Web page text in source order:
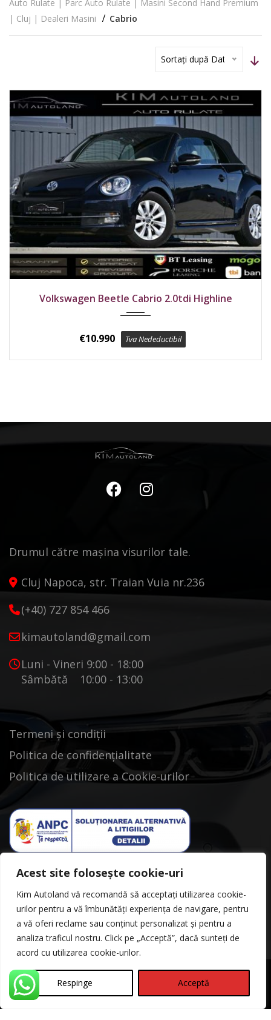
Acest site folosește cookie-uri
Kim Autoland vă recomandă să acceptați utilizarea cookie-
urilor pentru a vă îmbunătăți experiența de navigare, pentru
a vă oferi reclame sau conținut personalizat și pentru a
analiza traficul nostru. Click pe „Acceptă”, dacă sunteți de
acord cu utilizarea cookie-urilor.
Respinge Acceptă
Auto Rulate | Parc Auto Rulate | Masini Second Hand Premium
| Cluj | Dealeri Masini
Cabrio
Sortați după Dată
Volkswagen Beetle Cabrio 2.0tdi Highline
€10.990 Tva Nedeductibil
Drumul către mașina visurilor tale.
Cluj Napoca, str. Traian Vuia nr.236
(+40) 727 854 466
kimautoland@gmail.com
Luni - Vineri 9:00 - 18:00
Sâmbătă 10:00 - 13:00
Termeni și condiții
Politica de confidențialitate
Politica de utilizare a Cookie-urilor
©Copyright 2026
Kimautoland
Politica de Confidentialitate
Contact